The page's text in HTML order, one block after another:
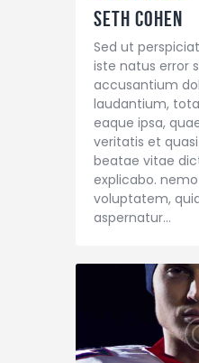
Seth Cohen
Sed ut
iste natus error
accusantium
laudantium,
eaque ipsa,
veritatis et
beatae vitae
explicabo.
voluptatem,
aspernatur…